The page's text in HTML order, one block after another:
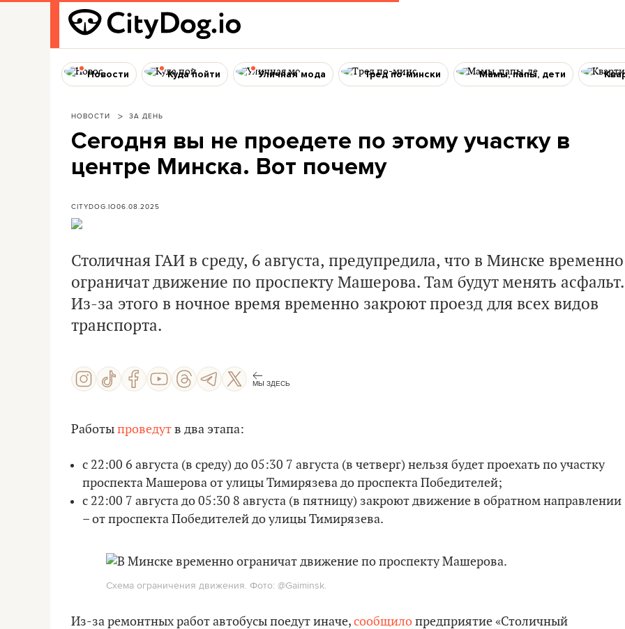
Новости Куда пойти Уличная мода Тред по-мински Мамы, папы, дети
НОВОСТИ ЗА ДЕНЬ
Сегодня вы не проедете по этому участку в
центре Минска. Вот почему
CITYDOG.IO06.08.2025
Столичная ГАИ в среду, 6 августа, предупредила, что в Минске временно
ограничат движение по проспекту Машерова. Там будут менять асфальт.
Из-за этого в ночное время временно закроют проезд для всех видов
транспорта.
МЫ ЗДЕСЬ
Работыпроведутв два этапа:
с 22:00 6 августа (в среду) до 05:30 7 августа (в четверг) нельзя будет проехать по участку
проспекта Машерова от улицы Тимирязева до проспекта Победителей;
с 22:00 7 августа до 05:30 8 августа (в пятницу) закроют движение в обратном направлении
– от проспекта Победителей до улицы Тимирязева.
Схема ограничения движения. Фото: @Gaiminsk.
Из-за ремонтных работ автобусы поедут иначе,сообщилопредприятие «Столичный